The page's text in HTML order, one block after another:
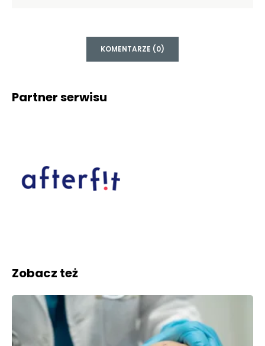
KOMENTARZE (0)
Partner serwisu
Zobacz też